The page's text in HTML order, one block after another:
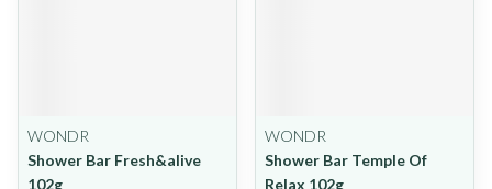
WONDR
Shower Bar Fresh&alive
102g
WONDR
Shower Bar Temple Of
Relax 102g